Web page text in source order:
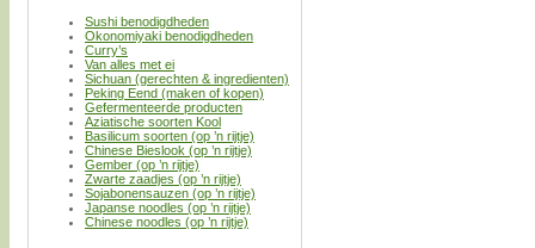
Sushi benodigdheden
Okonomiyaki benodigdheden
Curry’s
Van alles met ei
Sichuan (gerechten & ingredienten)
Peking Eend (maken of kopen)
Gefermenteerde producten
Aziatische soorten Kool
Basilicum soorten (op ’n rijtje)
Chinese Bieslook (op ’n rijtje)
Gember (op ’n rijtje)
Zwarte zaadjes (op ’n rijtje)
Sojabonensauzen (op ’n rijtje)
Japanse noodles (op ’n rijtje)
Chinese noodles (op ’n rijtje)